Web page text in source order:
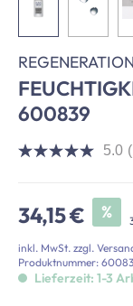
600839
5.0
der
Bewertung.
Read
14
Reviews.
5.0
Verkaufspreis:
34,15 € %
inkl. MwSt. zzgl.
Produktnummer:
Lieferzeit: 1-3